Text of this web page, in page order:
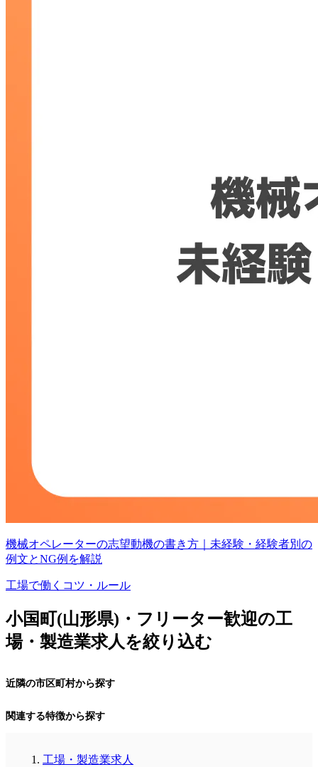
機械オペレーターの志望動機の書き方｜未経験・経験者別の
例文とNG例を解説
工場で働くコツ・ルール
小国町(山形県)・フリーター歓迎の工
場・製造業求人を絞り込む
近隣の市区町村から探す
関連する特徴から探す
工場・製造業求人